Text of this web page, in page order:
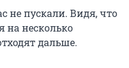
не пускали. Видя, что
на несколько
дальше.